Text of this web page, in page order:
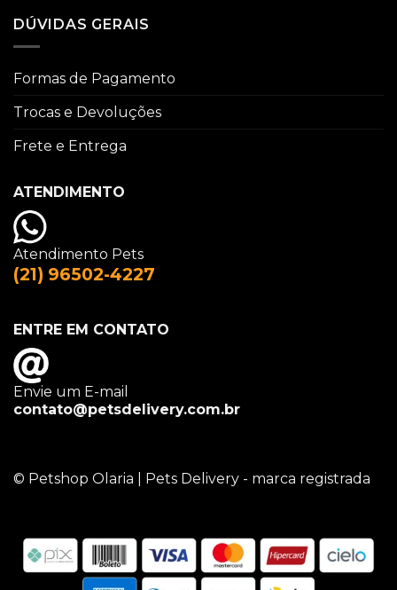
DÚVIDAS GERAIS
Formas de Pagamento
Trocas e Devoluções
Frete e Entrega
ATENDIMENTO
Atendimento Pets
(21) 96502-4227
ENTRE EM CONTATO
Envie um E-mail
contato@petsdelivery.com.br
© Petshop Olaria | Pets Delivery - marca registrada